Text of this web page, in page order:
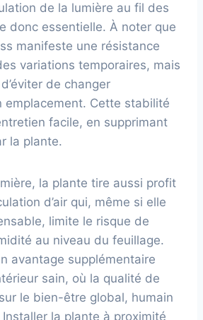
de la lumière au fil des
donc essentielle. À noter que
manifeste une résistance
variations temporaires, mais
de changer
emplacement. Cette stabilité
facile, en supprimant
la plante.
la plante tire aussi profit
d’air qui, même si elle
limite le risque de
au niveau du feuillage.
avantage supplémentaire
sain, où la qualité de
le bien-être global, humain
la plante à proximité